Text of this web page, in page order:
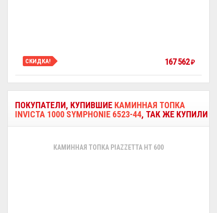
СКИДКА! 167 562 ₽
ПОКУПАТЕЛИ, КУПИВШИЕ КАМИННАЯ ТОПКА
INVICTA 1000 SYMPHONIE 6523-44, ТАК ЖЕ КУПИЛИ
КАМИННАЯ ТОПКА PIAZZETTA HT 600